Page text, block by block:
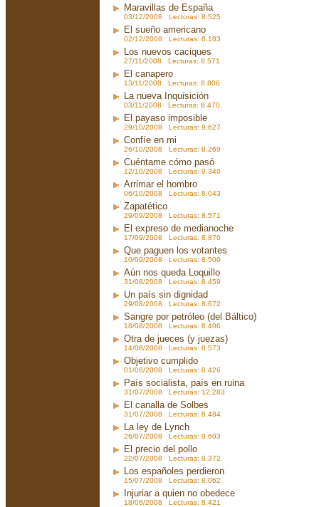
Maravillas de España
03/12/2008 Lecturas: 8.525
El sueño americano
02/12/2008 Lecturas: 8.183
Los nuevos caciques
27/11/2008 Lecturas: 8.571
El canapero
13/11/2008 Lecturas: 8.806
La nueva Inquisición
03/11/2008 Lecturas: 8.470
El payaso imposible
29/10/2008 Lecturas: 9.627
Confíe en mi
26/10/2008 Lecturas: 8.269
Cuéntame cómo pasó
12/10/2008 Lecturas: 9.340
Arrimar el hombro
06/10/2008 Lecturas: 8.043
Zapatético
29/09/2008 Lecturas: 8.571
El expreso de medianoche
17/09/2008 Lecturas: 8.870
Que paguen los votantes
10/09/2008 Lecturas: 8.500
Aún nos queda Loquillo
31/08/2008 Lecturas: 8.459
Un país sin dignidad
29/08/2008 Lecturas: 8.672
Sangre por petróleo (del Báltico)
18/08/2008 Lecturas: 8.406
Otra de jueces (y juezas)
14/08/2008 Lecturas: 8.573
Objetivo cumplido
01/08/2008 Lecturas: 8.426
País socialista, país en ruina
31/07/2008 Lecturas: 12.283
El canalla de Solbes
31/07/2008 Lecturas: 8.484
La ley de Lynch
26/07/2008 Lecturas: 9.603
El precio del pollo
22/07/2008 Lecturas: 9.372
Los españoles perdieron
15/07/2008 Lecturas: 8.062
Injuriar a quien no obedece
18/06/2008 Lecturas: 8.421